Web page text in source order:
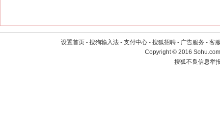
设置首页 - 搜狗输入法 - 支付中心 - 搜狐招聘 - 广告服务 - 客
Copyright©2016
搜狐不良信息举